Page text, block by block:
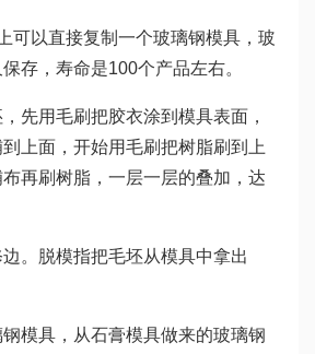
以直接复制一个玻璃钢模具，玻
存，寿命是100个产品左右。
用毛刷把胶衣涂到模具表面，
上面，开始用毛刷把树脂刷到上
再刷树脂，一层一层的叠加，达
脱模指把毛坯从模具中拿出
具，从石膏模具做来的玻璃钢